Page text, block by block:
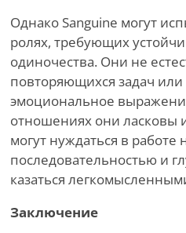
Однако Sanguine могут
ролях, требующих
одиночества. Они не
повторяющихся задач или
эмоциональное
отношениях они ласковы
могут нуждаться в работе
последовательностью и
казаться
Заключение